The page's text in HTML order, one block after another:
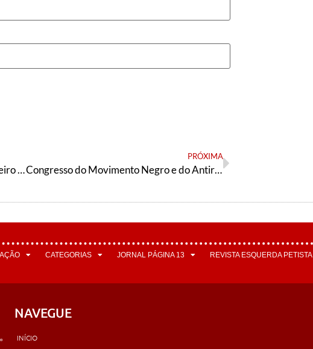
Orientação Militante N°311 (29 de janeiro de 2022)
PRÓXIMA
Congresso do Movimento Negro e do Antirracismo em 2022
CATEGORIAS JORNAL PÁGINA 13 REVISTA ESQUERDA PETISTA
NAVEGUE
INÍCIO